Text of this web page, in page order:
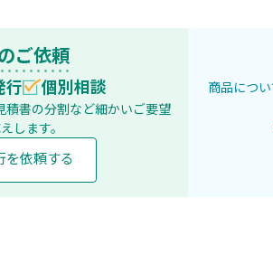
ご依頼
行 個別相談
積書の分割など細かいご要望
します。
を依頼する
商品につ